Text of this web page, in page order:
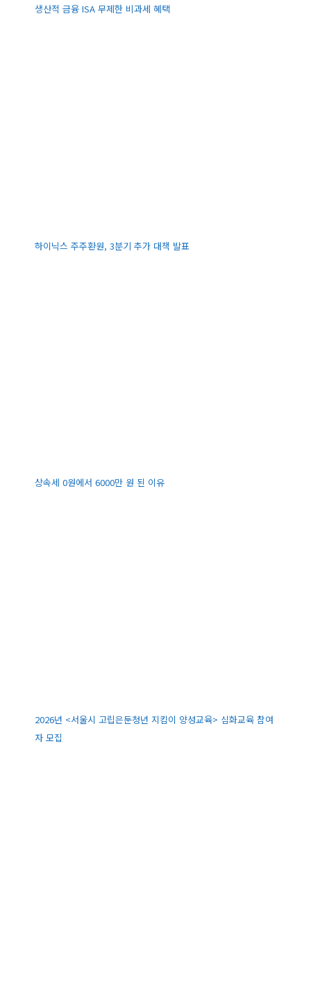
생산적 금융 ISA 무제한 비과세 혜택
하이닉스 주주환원, 3분기 추가 대책 발표
상속세 0원에서 6000만 원 된 이유
2026년 <서울시 고립은둔청년 지킴이 양성교육> 심화교육 참여
자 모집